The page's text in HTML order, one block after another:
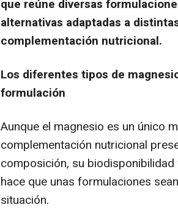
que reúne diversas
alternativas adaptadas a
complementación nutricional.
Los diferentes tipos de
formulación
Aunque el magnesio es un único
complementación nutricional
composición, su
hace que unas formulaciones
situación.